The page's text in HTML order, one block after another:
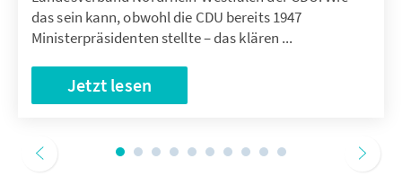
das sein kann, obwohl die CDU bereits 1947
Ministerpräsidenten stellte – das klären ...
Jetzt lesen